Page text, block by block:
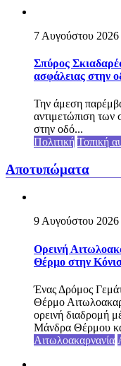
7 Αυγούστου 2026
Σπύρος
ασφάλειας στην
Την άμεση
αντιμετώπιση
στην οδό...
Πολιτική Τοπική
Αποτυπώματα
9 Αυγούστου 2026
Ορεινή
Θέρμο στην
Ένας Δρόμος
Θέρμο
ορεινή διαδρομή
Μάνδρα Θέρμου
Αιτωλοακαρνανία